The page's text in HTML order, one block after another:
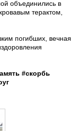
объединились в
терактом,
погибших, вечная
#скорбь